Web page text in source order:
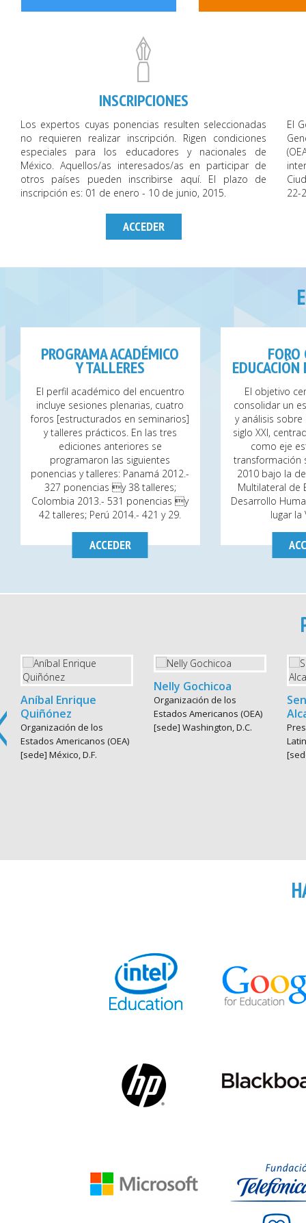
INSCRIPCIONES
Los expertos cuyas ponencias resulten seleccionadas
no requieren realizar inscripción. Rigen condiciones
especiales para los educadores y nacionales de
México. Aquellos/as interesados/as en participar de
otros países pueden inscribirse aquí. El plazo de
inscripción es: 01 de enero - 10 de junio, 2015.
ACCEDER
El
22-
PROGRAMA ACADÉMICO
Y TALLERES
El perfil académico del encuentro
incluye sesiones plenarias, cuatro
foros [estructurados en seminarios]
y talleres prácticos. En las tres
ediciones anteriores se
programaron las siguientes
ponencias y talleres: Panamá 2012.-
327 ponencias y 38 talleres;
Colombia 2013.- 531 ponencias y
42 talleres; Perú 2014.- 421 y 29.
ACCEDER
El objetivo
consolidar un
y análisis sobre
siglo XXI,
como eje
transformación
2010 bajo la
Multilateral de
Desarrollo
lugar la
Aníbal Enrique
Quiñónez
Organización de los
Estados Americanos (OEA)
[sede] México, D.F.
Nelly Gochicoa
Organización de los
Estados Americanos (OEA)
[sede] Washington, D.C.